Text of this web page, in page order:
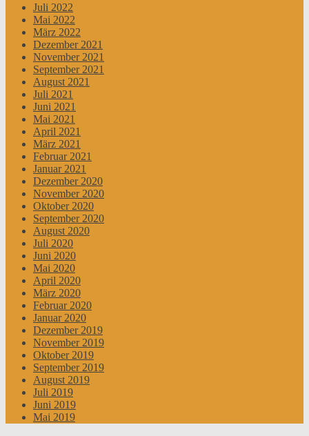
Juli 2022
Mai 2022
März 2022
Dezember 2021
November 2021
September 2021
August 2021
Juli 2021
Juni 2021
Mai 2021
April 2021
März 2021
Februar 2021
Januar 2021
Dezember 2020
November 2020
Oktober 2020
September 2020
August 2020
Juli 2020
Juni 2020
Mai 2020
April 2020
März 2020
Februar 2020
Januar 2020
Dezember 2019
November 2019
Oktober 2019
September 2019
August 2019
Juli 2019
Juni 2019
Mai 2019